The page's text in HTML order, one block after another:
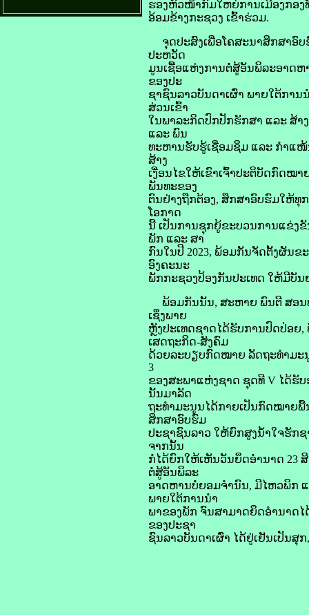
ຮອງຫົວໜ້າກົມໃຫຍ່ການເມືອງກອງ
ອ້ອມຂ້າງກະຊວງ ເຂົ້າຮ່ວມ.
ຈຸດປະສົງເພື່ອໂຄສະນາສຶກສາອົບ
ປະຫວັດ
ມູນເຊື້ອແຫ່ງການຕໍ່ສູ້ອັນພິລະອາດຫ
ຂອງປະ
ຊາຊົນລາວບັນດາເຜົ່າ ພາຍໃຕ້ກາ
ສ່ວນເຂົ້າ
ໃນພາລະກິດປົກປັກຮັກສາ ແລະ ສ້າ
ແລະ ພົນ
ທະຫານຮັບຮູ້ເຊື່ອມຊຶມ ແລະ ກໍາແ
ສ້າງ
ເງື່ອນໄຂໃຫ້ເຂົາເຈົ້າປະຕິບັດກົດໝ
ພັນທະຂອງ
ຕົນຢ່າງຖືກຕ້ອງ, ສຶກສາອົບຮົມໃຫ້ທຸ
ໂອກາດ
ນີ້ ເປັນການຊຸກຍູ້ຂະບວນການແຂ່ງ
ພັກ ແລະ ສາ
ກົນໃນປີ 2023, ພ້ອມກັນຈັດຕັ້ງຜັນ
ອົງຄະນະ
ພັກກະຊວງປ້ອງກັນປະເທດ ໃຫ້ມີບັນ
ພ້ອມກັນນັ້ນ, ສະຫາຍ ພົນຕີ ສອນ
ເຊິ່ງພາຍ
ຫຼັງປະເທດຊາດໄດ້ຮັບການປົດປ່ອຍ
ເສດຖະກິດ-ສັງຄົມ
ດ້ວຍລະບຽບກົດໝາຍ ລັດຖະທຳມະນູ
3
ຂອງສະພາແຫ່ງຊາດ ຊຸດທີ V ໄດ້ຮັ
ນັ້ນມາລັດ
ຖະທຳມະນູນໄດ້ກາຍເປັນກົດໝາຍພື້
ສຶກສາອົບຮົມ
ປະຊາຊົນລາວ ໃຫ້ຍົກສູງນໍ້າໃຈຮັກ
ຈາກນັ້ນ
ກໍໄດ້ຍົກໃຫ້ເຫັນວັນຍຶດອຳນາດ 23
ຕໍ່ສູ້ອັນພິລະ
ອາດຫານບໍ່ຍອມຈຳນົນ, ມີໄຫວພິກ
ພາຍໃຕ້ການນຳ
ພາຂອງພັກ ຈົນສາມາດຍຶດອຳນາດໄ
ຂອງປະຊາ
ຊົນລາວບັນດາເຜົ່າ ໄດ້ຢູ່ເຢັນເປັນສຸ